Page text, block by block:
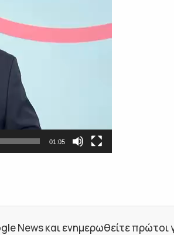
01:05
News και ενημερωθείτε πρώτοι